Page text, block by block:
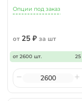
Опции под заказ
от 25 ₽ за шт
от 2600 шт.